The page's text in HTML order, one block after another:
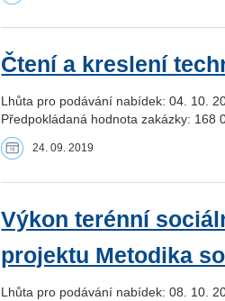
Čtení a kreslení
Lhůta pro podávání nabídek: 04. 10.
Předpokládaná hodnota zakázky: 168
24. 09. 2019
Výkon terénní
projektu Metodika
Lhůta pro podávání nabídek: 08. 10.